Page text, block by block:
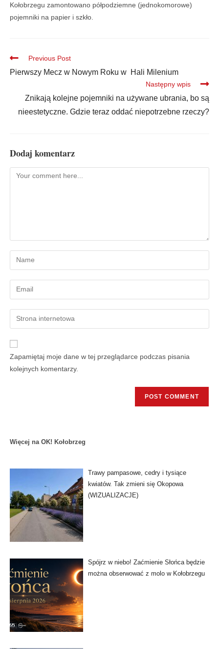
Kołobrzegu zamontowano półpodziemne (jednokomorowe)
pojemniki na papier i szkło.
Previous Post
Pierwszy Mecz w Nowym Roku w Hali Milenium
Następny wpis
Znikają kolejne pojemniki na używane ubrania, bo są
nieestetyczne. Gdzie teraz oddać niepotrzebne rzeczy?
Dodaj komentarz
Zapamiętaj moje dane w tej przeglądarce podczas pisania
kolejnych komentarzy.
Więcej na OK! Kołobrzeg
Trawy pampasowe, cedry i tysiące
kwiatów. Tak zmieni się Okopowa
(WIZUALIZACJE)
Spójrz w niebo! Zaćmienie Słońca będzie
można obserwować z molo w Kołobrzegu